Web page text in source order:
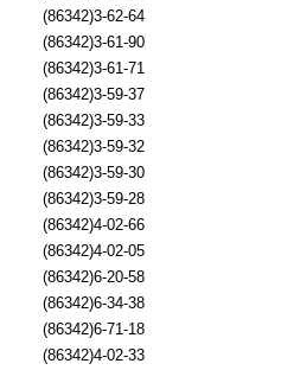
(86342)3-62-64
(86342)3-61-90
(86342)3-61-71
(86342)3-59-37
(86342)3-59-33
(86342)3-59-32
(86342)3-59-30
(86342)3-59-28
(86342)4-02-66
(86342)4-02-05
(86342)6-20-58
(86342)6-34-38
(86342)6-71-18
(86342)4-02-33